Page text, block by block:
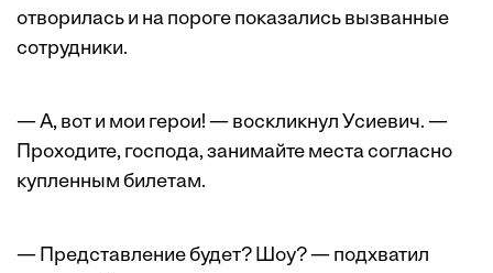
отворилась и на пороге показались вызванные
сотрудники.
— А, вот и мои герои! — воскликнул Усиевич. —
Проходите, господа, занимайте места согласно
купленным билетам.
— Представление будет? Шоу? — подхватил